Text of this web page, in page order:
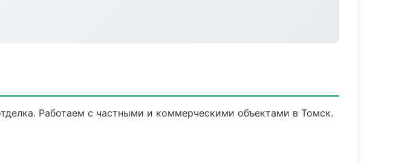
Работаем с частными и коммерческими объектами в Томск.